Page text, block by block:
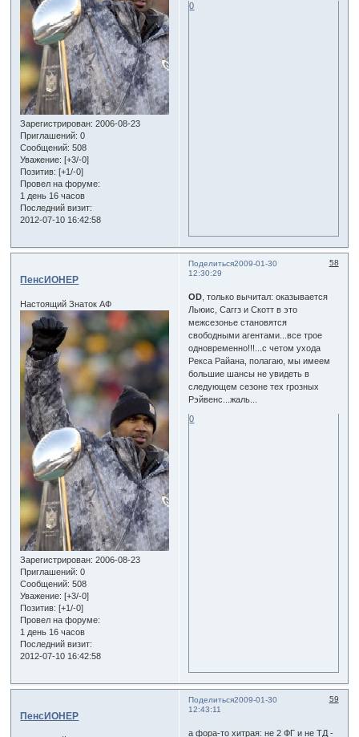
Зарегистрирован: 2006-08-23
Приглашений: 0
Сообщений: 508
Уважение: [+3/-0]
Позитив: [+1/-0]
Провел на форуме:
1 день 16 часов
Последний визит:
2012-07-10 16:42:58
0
Поделиться 58
2009-01-30
12:30:29
ПенсИОНЕР
Настоящий Знаток АФ
Зарегистрирован: 2006-08-23
Приглашений: 0
Сообщений: 508
Уважение: [+3/-0]
Позитив: [+1/-0]
Провел на форуме:
1 день 16 часов
Последний визит:
2012-07-10 16:42:58
OD , только вычитал: оказывается
Льюис, Саггз и Скотт в это
межсезонье становятся
свободными агентами...все трое
одновременно!!!...с четом ухода
Рекса Райана, полагаю, мы имеем
большие шансы не увидеть в
следующем сезоне тех грозных
Рэйвенс...жаль...
0
Поделиться 59
2009-01-30
12:43:11
ПенсИОНЕР
а фора-то хитрая: не 2 ФГ и не ТД -